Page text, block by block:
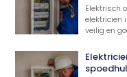
Elektrisch
elektricien
veilig en